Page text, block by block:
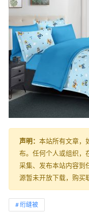
声明： 本站所有文章，
布。任何个人或组织，
采集、发布本站内容到
源暂未开放下载，购买
绗缝被
绗缝被aijiads.taobao
毛毯法兰绒3 效果
毛巾(4)_tn
2022-03-
窗帘aijiads.taobao
毛毯aijiads.taobao